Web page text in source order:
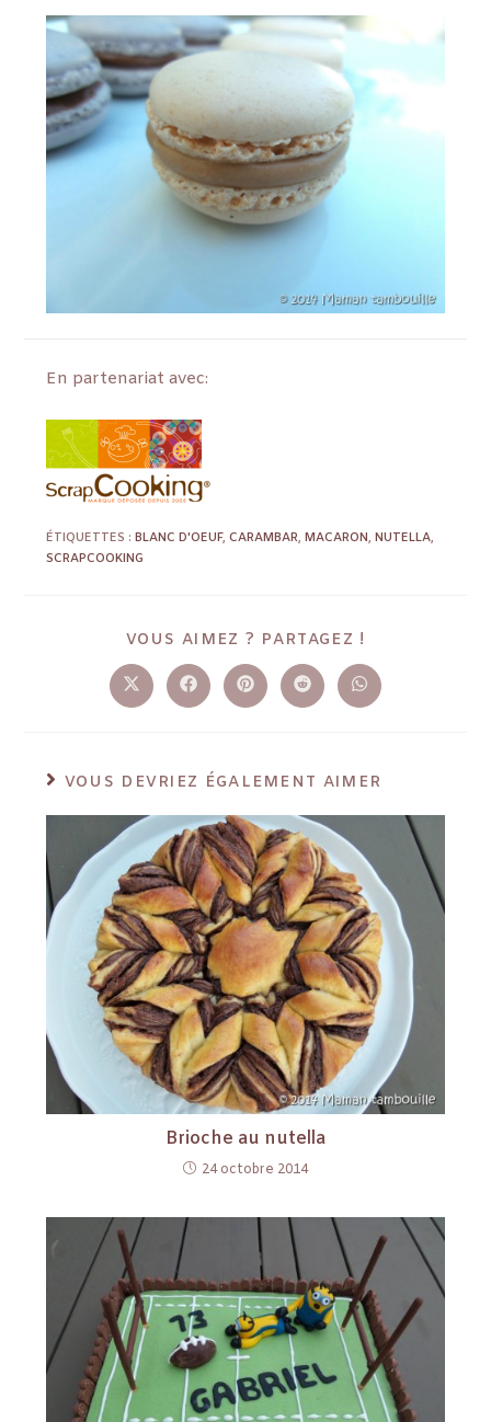
En partenariat avec:
ÉTIQUETTES :BLANC D'OEUF, CARAMBAR, MACARON, NUTELLA,
SCRAPCOOKING
VOUS AIMEZ ? PARTAGEZ !
VOUS DEVRIEZ ÉGALEMENT AIMER
Brioche au nutella
24 octobre 2014